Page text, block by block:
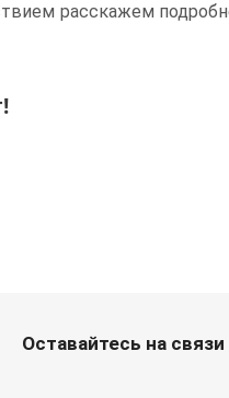
расскажем
Оставайтесь на связи